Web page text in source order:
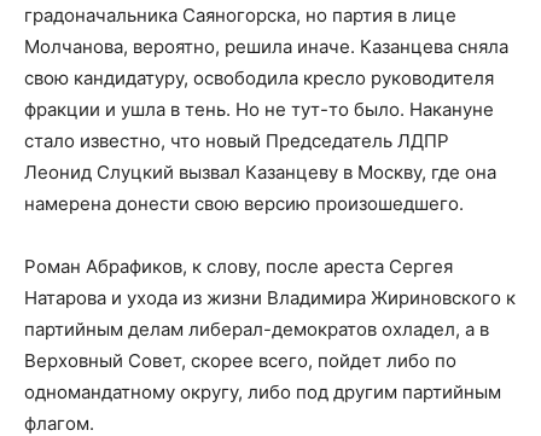
градоначальника Саяногорска, но партия в лице
Молчанова, вероятно, решила иначе. Казанцева сняла
свою кандидатуру, освободила кресло руководителя
фракции и ушла в тень. Но не тут-то было. Накануне
стало известно, что новый Председатель ЛДПР
Леонид Слуцкий вызвал Казанцеву в Москву, где она
намерена донести свою версию произошедшего.
Роман Абрафиков, к слову, после ареста Сергея
Натарова и ухода из жизни Владимира Жириновского к
партийным делам либерал-демократов охладел, а в
Верховный Совет, скорее всего, пойдет либо по
одномандатному округу, либо под другим партийным
флагом.